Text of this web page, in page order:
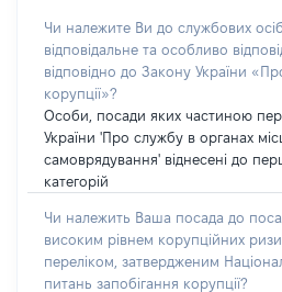
Чи належите Ви до службових
відповідальне та особливо
відповідно до Закону України
корупції»?
Особи, посади яких частиною
України 'Про службу в органах
самоврядування' віднесені до
категорій
Чи належить Ваша посада до
високим рівнем корупційних
переліком, затвердженим
питань запобігання корупції?